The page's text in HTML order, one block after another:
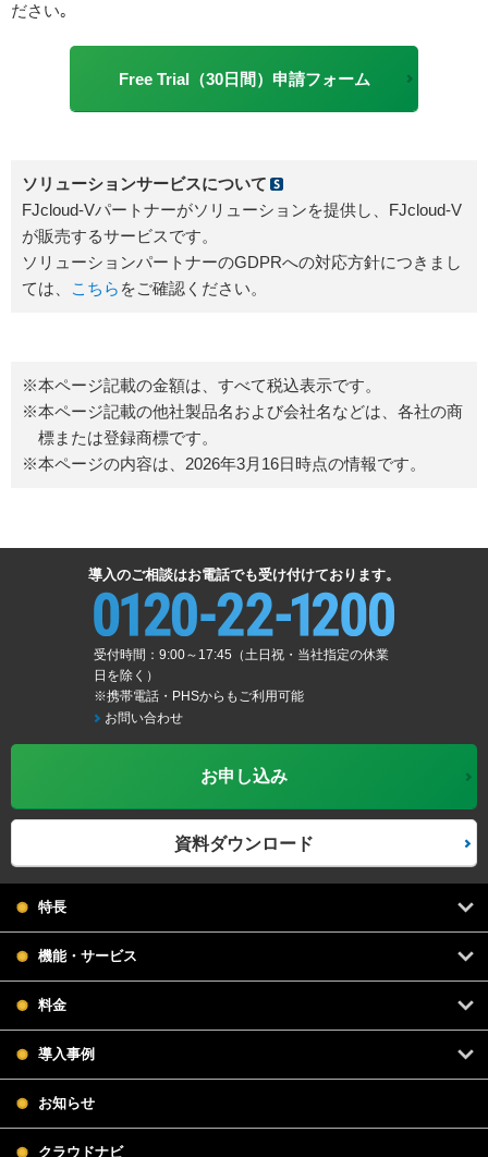
ださい｡
Free Trial（30日間）申請フォーム
ソリューションサービスについて
FJcloud-Vパートナーがソリューションを提供し、FJcloud-V
が販売するサービスです。
ソリューションパートナーのGDPRへの対応方針につきまし
ては、
こちら をご確認ください。
※本ページ記載の金額は、すべて税込表示です。
※本ページ記載の他社製品名および会社名などは、各社の商
標または登録商標です。
※本ページの内容は、2026年3月16日時点の情報です。
導入のご相談はお電話でも受け付けております。
受付時間：9:00～17:45（土日祝・当社指定の休業
日を除く）
※携帯電話・PHSからもご利用可能
お問い合わせ
お申し込み
資料ダウンロード
特長
機能・サービス
料金
導入事例
お知らせ
クラウドナビ